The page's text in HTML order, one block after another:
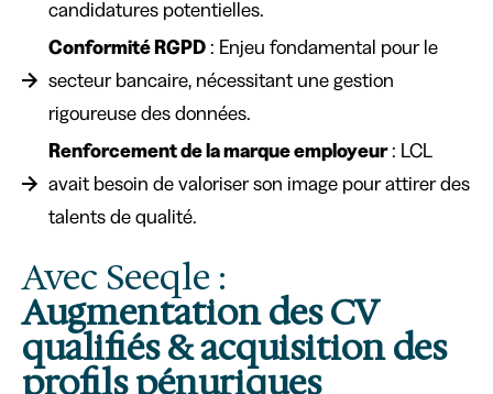
candidatures potentielles.
Conformité RGPD: Enjeu fondamental pour le
secteur bancaire, nécessitant une gestion
rigoureuse des données.
Renforcement de la marque employeur: LCL
avait besoin de valoriser son image pour attirer des
talents de qualité.
Avec Seeqle :
Augmentation des CV
qualifiés & acquisition des
profils pénuriques